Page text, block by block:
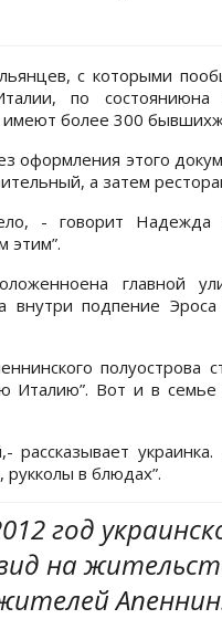
с которыми
по состояниюна
имеют более 300
оформления этого
а затем
- говорит
этим”.
главной
внутри подпение
полуострова
Италию”. Вот и в
рукколы в блюдах”.
год
на